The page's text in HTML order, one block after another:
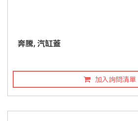
奔騰, 汽缸蓋
加入詢問清單